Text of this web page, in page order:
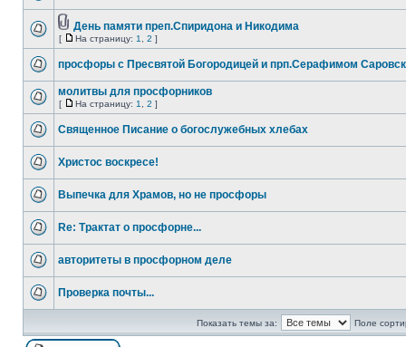
День памяти преп.Спиридона и Никодима
[ На страницу: 1 2 ]
просфоры с Пресвятой Богородицей и прп.Серафимом
молитвы для просфорников
[ На страницу: 1 2 ]
Священное Писание о богослужебных хлебах
Христос воскресе!
Выпечка для Храмов, но не просфоры
Re: Трактат о просфорне...
авторитеты в просфорном деле
Проверка почты...
Показать темы за: Поле